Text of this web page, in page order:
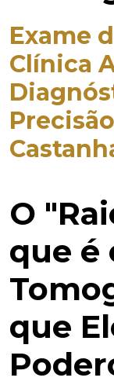
Exame
Clínica
O
que é
que